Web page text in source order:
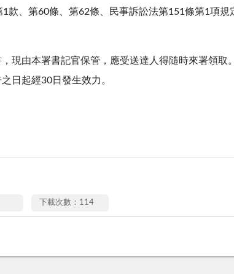
款、第60條、第62條、民事訴訟法第151條第1項規
現由本署書記官保管，應受送達人得隨時來署領取。
日起經30日發生效力。
下載次數：114